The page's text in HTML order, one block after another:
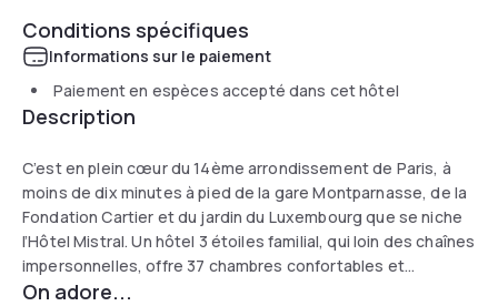
Conditions spécifiques
Informations sur le paiement
Paiement en espèces accepté dans cet hôtel
Description
C’est en plein cœur du 14ème arrondissement de Paris, à
moins de dix minutes à pied de la gare Montparnasse, de la
Fondation Cartier et du jardin du Luxembourg que se niche
l’Hôtel Mistral. Un hôtel 3 étoiles familial, qui loin des chaînes
impersonnelles, offre 37 chambres confortables et
décorées dans une ambiance contemporaine, élégante et
On adore...